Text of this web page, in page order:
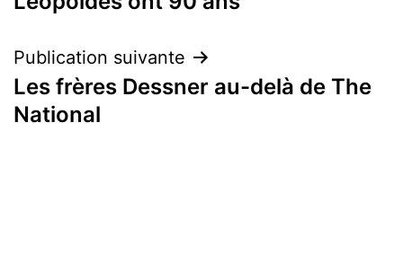
Publication suivante
Les frères Dessner au-delà de The
National